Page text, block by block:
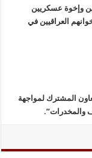
وإخوة عسكريين
العراقيين في
المشترك لمواجهة
والمخدرات”.